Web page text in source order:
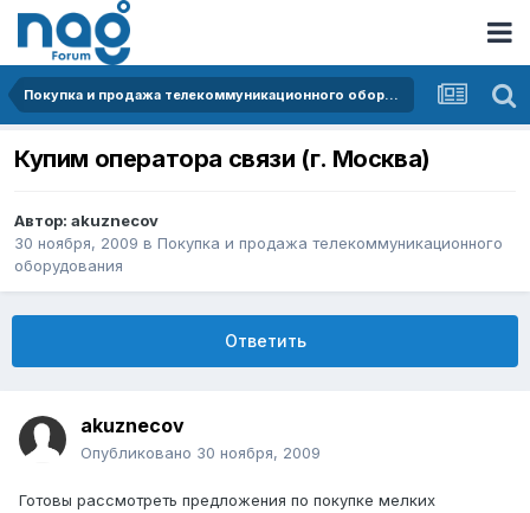
Покупка и продажа телекоммуникационного оборудования
Купим оператора связи (г. Москва)
Автор: akuznecov
30 ноября, 2009 в Покупка и продажа телекоммуникационного
оборудования
Ответить
akuznecov
Опубликовано 30 ноября, 2009
Готовы рассмотреть предложения по покупке мелких